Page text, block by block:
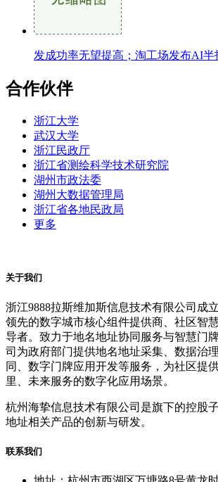
发成功率无望提高；淘工场发布AI半
合作伙伴
浙江大学
武汉大学
浙江民政厅
浙江省测绘科学技术研究院
湖州市政法委
湖州大数据管理局
浙江省各地民政局
更多
关于我们
浙江9888拉斯维加斯信息技术有限公司成
领先的数字城市核心组件提供商、社区智
导者。致力于地名地址协同服务与智慧门
司为政府部门提供地名地址采集、数据治
同、数字门牌应用开发等服务，为社区提
里、未来服务的数字化应用场景。
杭州海挚信息技术有限公司是旗下的控股
地址相关产品的创新与研发。
联系我们